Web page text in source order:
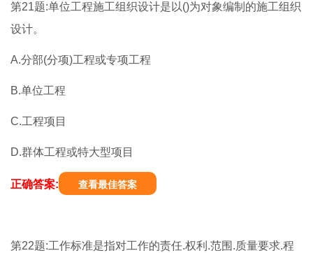
第21题:单位工程施工组织设计是以()为对象编制的施工组织
设计。
A.分部(分项)工程或专项工程
B.单位工程
C.工程项目
D.群体工程或特大型项目
正确答案: 查看最佳答案
第22题:工作标准是指对工作的责任.权利.范围.质量要求.程